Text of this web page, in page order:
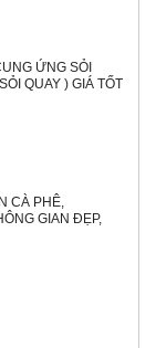
ỨNG SỎI
QUAY ) GIÁ TỐT
CÀ PHÊ,
GIAN ĐẸP,